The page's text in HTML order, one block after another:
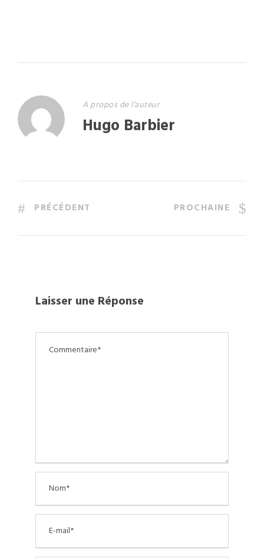
A propos de l'auteur
Hugo Barbier
PRÉCÉDENT PROCHAINE
Laisser une Réponse